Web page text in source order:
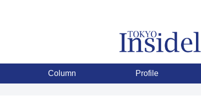
Column Profile